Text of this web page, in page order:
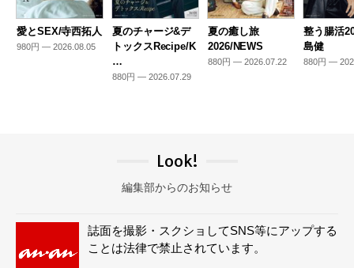
愛とSEX/寺西拓人
980円 — 2026.08.05
夏のチャージ&デ
トックスRecipe/K
…
880円 — 2026.07.29
夏の癒し旅
2026/NEWS
880円 — 2026.07.22
整う腸活
島健
880円 —
Look!
編集部からのお知らせ
誌面を撮影・スクショしてSNS等にアップする
ことは法律で禁止されています。